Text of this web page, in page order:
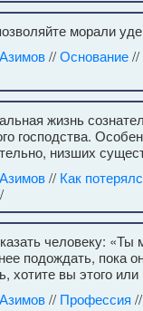
морали
//Основание//
жизнь
господства.
низших
// Как
человеку: «Ты
подождать, пока
хотите вы этого или
// Профессия //